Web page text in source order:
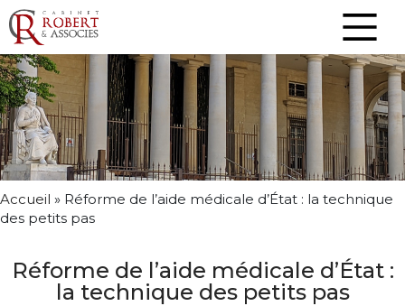
Accueil » Réforme de l’aide médicale d’État : la technique
des petits pas
Réforme de l’aide médicale d’État :
la technique des petits pas